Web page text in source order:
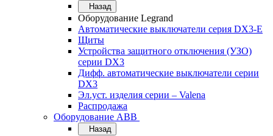
Назад
Оборудование Legrand
Автоматические выключатели серия DX3-E
Щиты
Устройства защитного отключения (УЗО)
серии DX3
Дифф. автоматические выключатели серии
DX3
Эл.уст. изделия серии – Valena
Распродажа
Оборудование АВВ
Назад